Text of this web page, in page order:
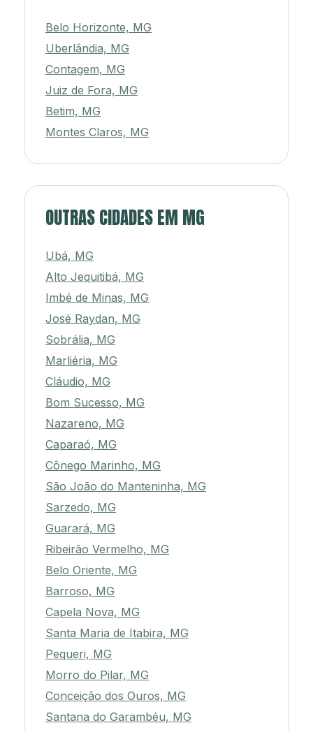
Belo Horizonte, MG
Uberlândia, MG
Contagem, MG
Juiz de Fora, MG
Betim, MG
Montes Claros, MG
OUTRAS CIDADES EM MG
Ubá, MG
Alto Jequitibá, MG
Imbé de Minas, MG
José Raydan, MG
Sobrália, MG
Marliéria, MG
Cláudio, MG
Bom Sucesso, MG
Nazareno, MG
Caparaó, MG
Cônego Marinho, MG
São João do Manteninha, MG
Sarzedo, MG
Guarará, MG
Ribeirão Vermelho, MG
Belo Oriente, MG
Barroso, MG
Capela Nova, MG
Santa Maria de Itabira, MG
Pequeri, MG
Morro do Pilar, MG
Conceição dos Ouros, MG
Santana do Garambéu, MG